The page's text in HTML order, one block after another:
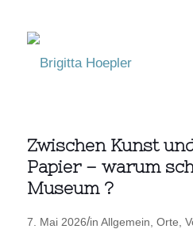
Zwischen Kunst
Papier – warum
Museum ?
7. Mai 2026/in Allgemein Orte